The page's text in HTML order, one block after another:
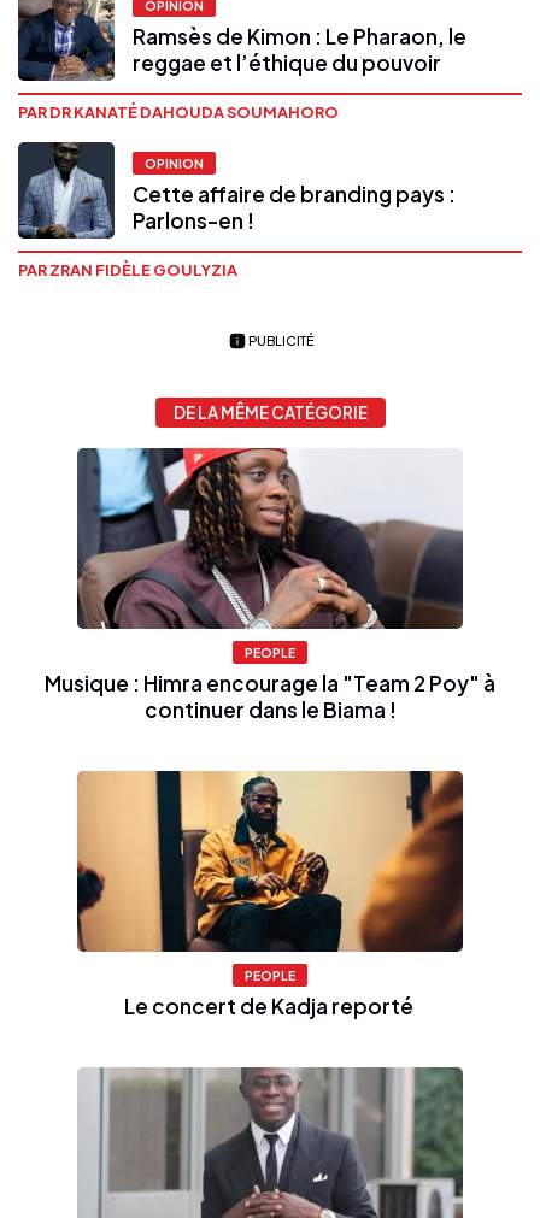
OPINION
Ramsès de Kimon : Le Pharaon, le
reggae et l’éthique du pouvoir
PAR DR KANATÉ DAHOUDA SOUMAHORO
OPINION
Cette affaire de branding pays :
Parlons-en !
PAR ZRAN FIDÈLE GOULYZIA
PUBLICITÉ
DE LA MÊME CATÉGORIE
PEOPLE
Musique : Himra encourage la "Team 2 Poy" à
continuer dans le Biama !
PEOPLE
Le concert de Kadja reporté